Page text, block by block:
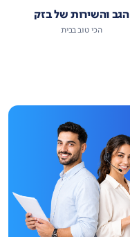
הגב והשירות של בזק
הכי טוב בבית